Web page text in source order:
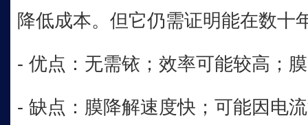
降低成本。但它仍需证明能在数十
- 优点：无需铱；效率可能较高；
- 缺点：膜降解速度快；可能因电